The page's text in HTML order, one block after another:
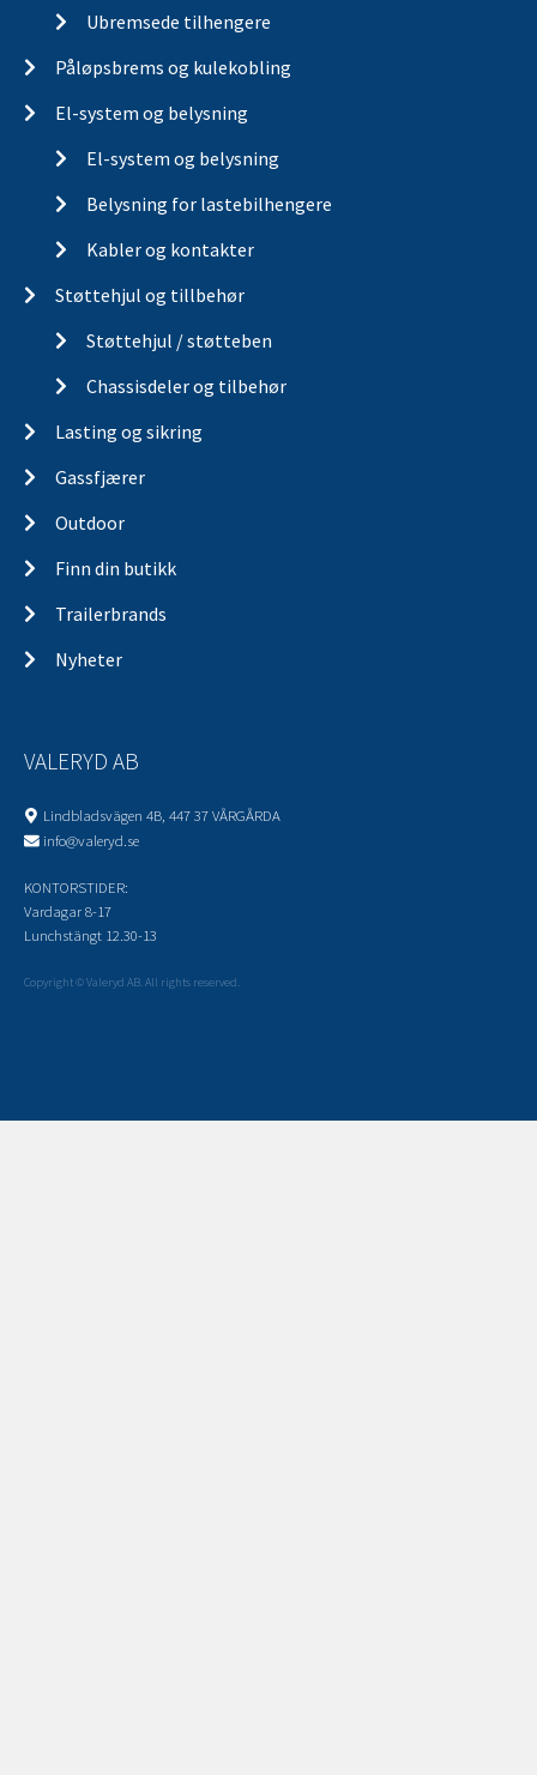
Ubremsede tilhengere
Påløpsbrems og kulekobling
El-system og belysning
El-system og belysning
Belysning for lastebilhengere
Kabler og kontakter
Støttehjul og tillbehør
Støttehjul / støtteben
Chassisdeler og tilbehør
Lasting og sikring
Gassfjærer
Outdoor
Finn din butikk
Trailerbrands
Nyheter
VALERYD AB
Lindbladsvägen 4B, 447 37 VÅRGÅRDA
info@valeryd.se
KONTORSTIDER:
Vardagar 8-17
Lunchstängt 12.30-13
Copyright © Valeryd AB. All rights reserved.